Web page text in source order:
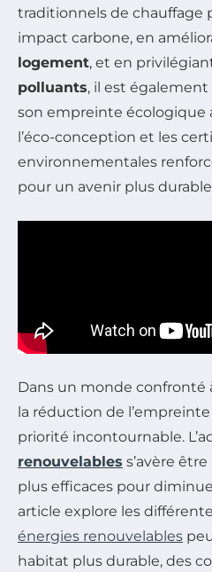
traditionnels de chauffage
impact carbone, en
logement, et en
polluants, il est
son empreinte écologique
l’éco-conception et les
environnementales
pour un avenir plus
Dans un monde confronté
la réduction de
priorité incontournable.
renouvelables s’avère
plus efficaces pour
article explore les
énergies renouvelables
habitat plus durable, des